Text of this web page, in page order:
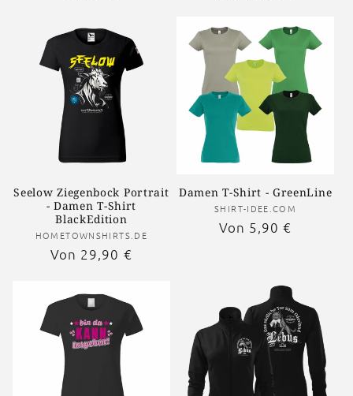
Seelow Ziegenbock Portrait
- Damen T-Shirt
BlackEdition
Anbieter:
HOMETOWNSHIRTS.DE
Normaler
Von 29,90 €
Damen T-Shirt - GreenLine
Anbieter:
SHIRT-IDEE.COM
Normaler
Von 5,90 €